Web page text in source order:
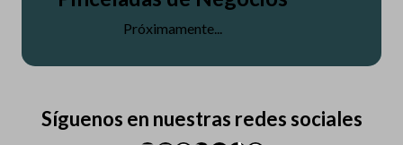
Próximamente...
Síguenos en nuestras redes sociales